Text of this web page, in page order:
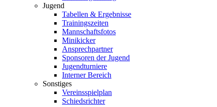
Jugend
Tabellen & Ergebnisse
Trainingszeiten
Mannschaftsfotos
Minikicker
Ansprechpartner
Sponsoren der Jugend
Jugendturniere
Interner Bereich
Sonstiges
Vereinsspielplan
Schiedsrichter